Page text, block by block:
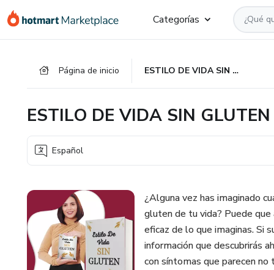
Categorías
Página de inicio ESTILO DE VIDA SIN GLUTEN
ESTILO DE VIDA SIN GLUTEN
Español
¿Alguna vez has imaginado
gluten de tu vida? Puede
eficaz de lo que imaginas. Si
información que descubrirás
con síntomas que parecen